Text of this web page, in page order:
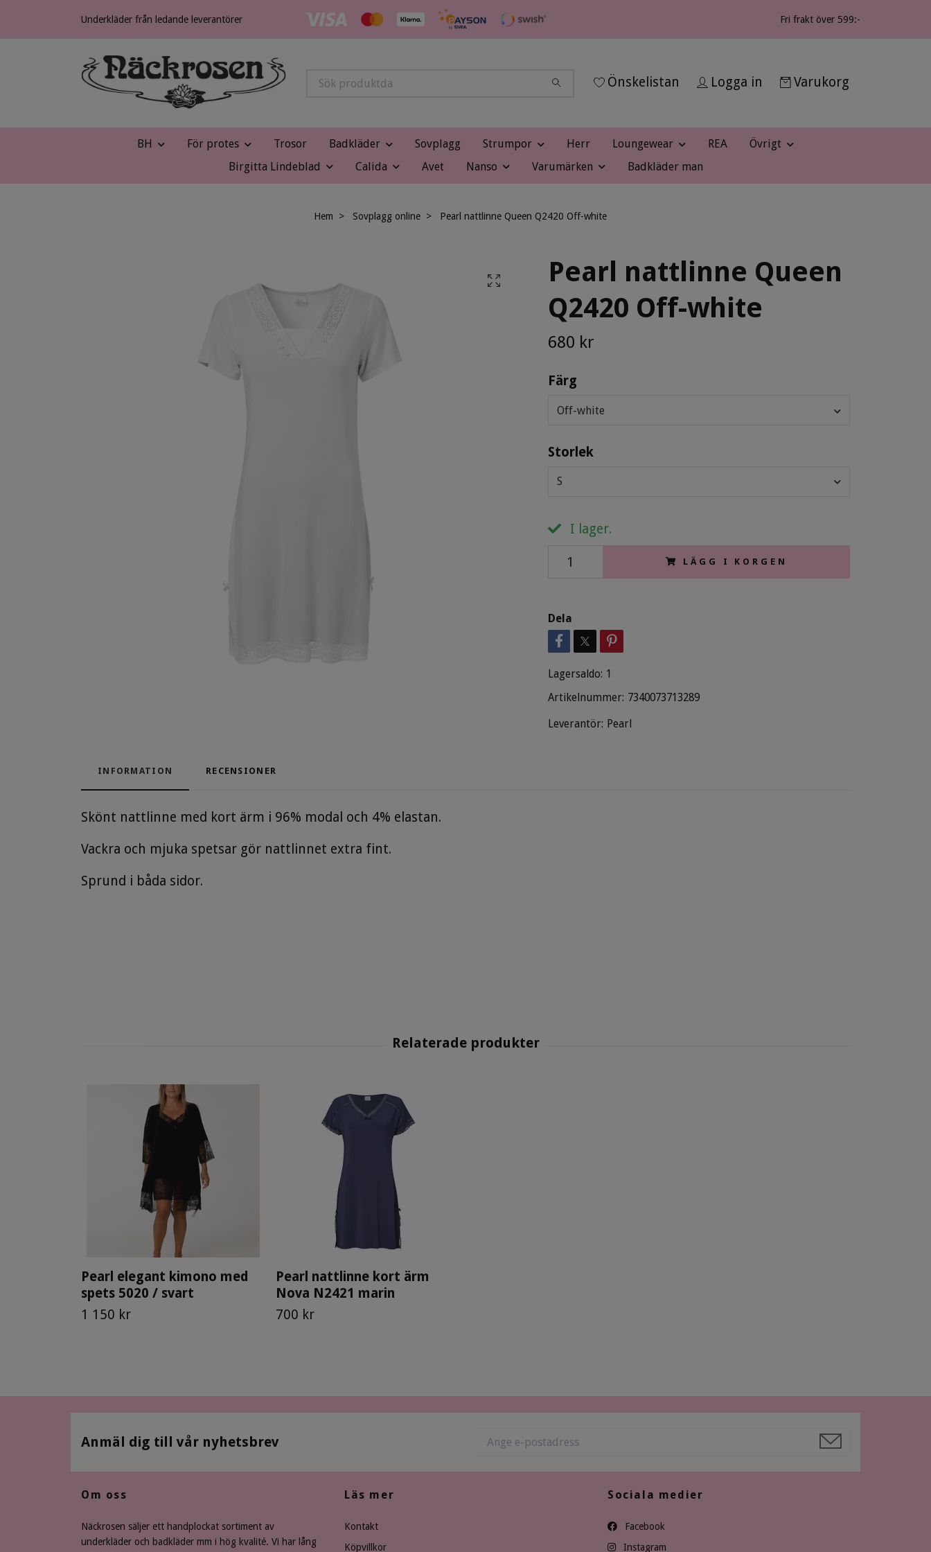
Underkläder från ledande leverantörer Fri frakt över 599:-
Önskelistan Logga in Varukorg
BH För protes Trosor Badkläder Sovplagg Strumpor Herr Loungewear REA
Övrigt
Birgitta Lindeblad
Calida Avet Nanso Varumärken Badkläder man
Hem Sovplagg online Pearl nattlinne Queen Q2420 Off-white
Pearl nattlinne Queen
Q2420 Off-white
680 kr
Färg
Off-white
Storlek
S
I lager.
LÄGG I KORGEN
Dela
Lagersaldo: 1
Artikelnummer: 7340073713289
Leverantör: Pearl
INFORMATION RECENSIONER
Skönt nattlinne med kort ärm i 96% modal och 4% elastan.
Vackra och mjuka spetsar gör nattlinnet extra fint.
Sprund i båda sidor.
Pearl elegant kimono med
spets 5020 / svart
1 150 kr
Pearl nattlinne kort ärm
Nova N2421 marin
700 kr
Anmäl dig till vår nyhetsbrev
Om oss
Näckrosen säljer ett handplockat sortiment av
underkläder och badkläder mm i hög kvalité. Vi har lång
Läs mer
Kontakt
Köpvillkor
Sociala medier
Facebook
Instagram